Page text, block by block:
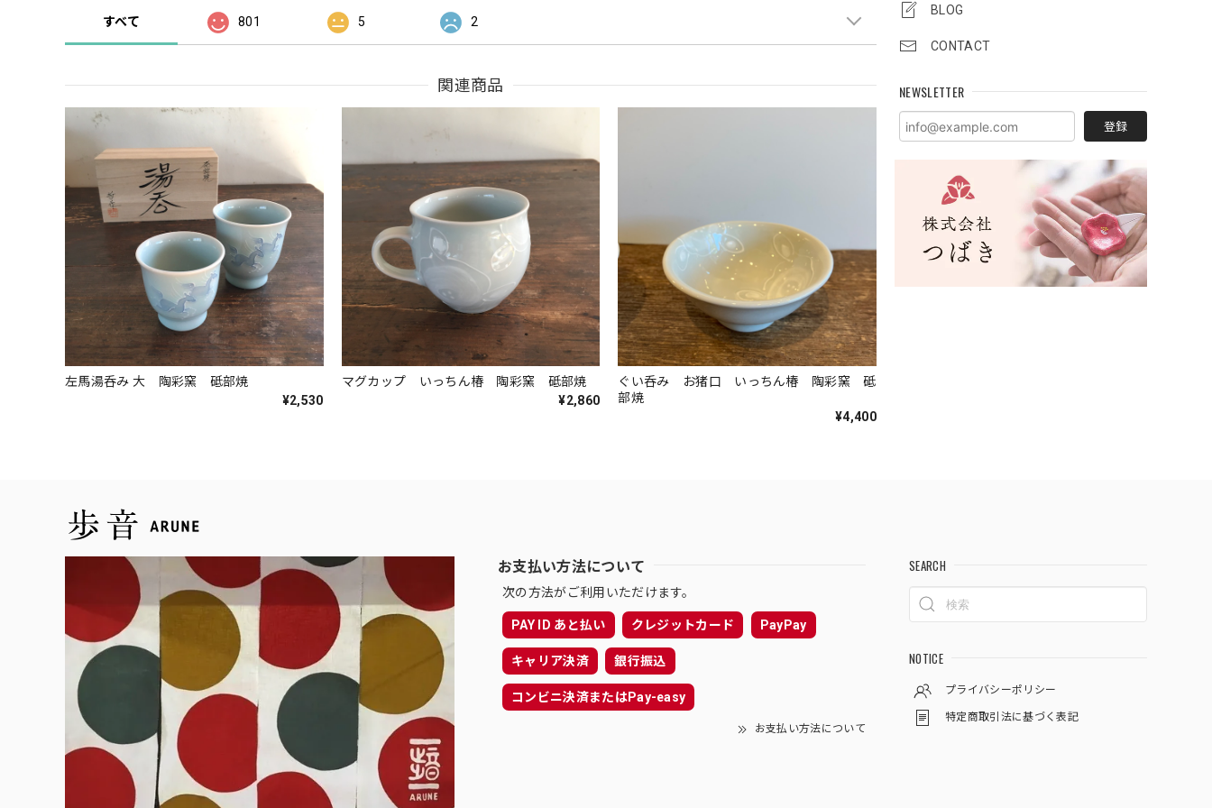
BLOG
CONTACT
NEWSLETTER
登録
すべて 801 5 2
関連商品
左馬湯呑み 大 陶彩窯 砥部焼
¥2,530
マグカップ いっちん椿 陶彩窯 砥部焼
¥2,860
ぐい呑み お猪口 いっちん椿 陶彩窯 砥
部焼
¥4,400
お支払い方法について
次の方法がご利用いただけます。
PAY ID あと払い クレジットカード PayPay
キャリア決済 銀行振込
コンビニ決済またはPay-easy
お支払い方法について
SEARCH
NOTICE
プライバシーポリシー
特定商取引法に基づく表記